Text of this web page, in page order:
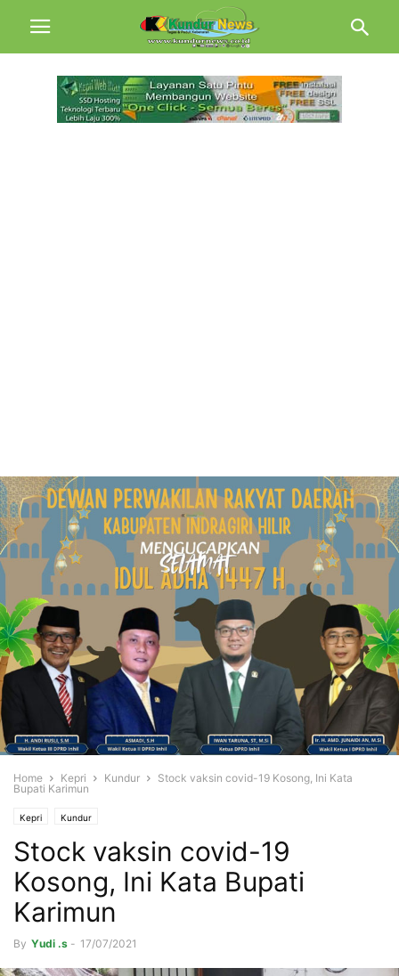
Home Kepri Kundur
Stock vaksin covid-19 Kosong, Ini Kata
Bupati Karimun
Kepri Kundur
Stock vaksin covid-19
Kosong, Ini Kata Bupati
Karimun
By Yudi .s - 17/07/2021